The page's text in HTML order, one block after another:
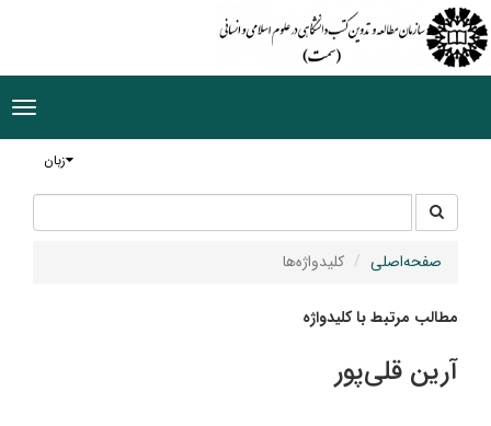
زبان
جستجو
در
سایت
صفحه‌اصلی کلیدواژه‌ها
مطالب مرتبط با کلیدواژه
آرین قلی‌پور